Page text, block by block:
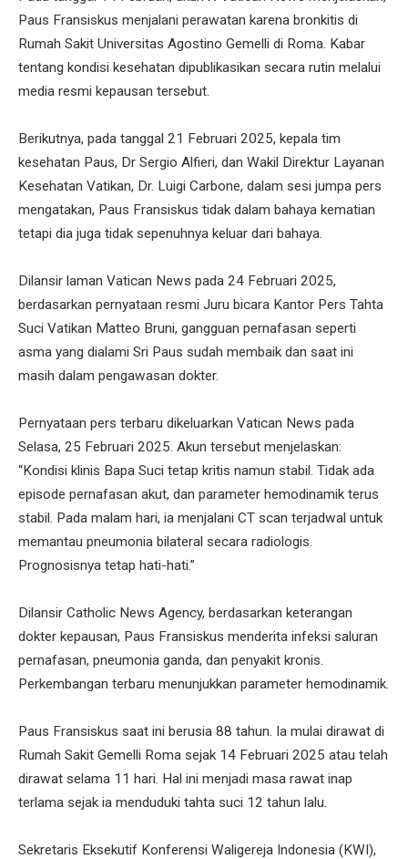
Paus Fransiskus menjalani perawatan karena bronkitis di
Rumah Sakit Universitas Agostino Gemelli di Roma. Kabar
tentang kondisi kesehatan dipublikasikan secara rutin melalui
media resmi kepausan tersebut.
Berikutnya, pada tanggal 21 Februari 2025, kepala tim
kesehatan Paus, Dr Sergio Alfieri, dan Wakil Direktur Layanan
Kesehatan Vatikan, Dr. Luigi Carbone, dalam sesi jumpa pers
mengatakan, Paus Fransiskus tidak dalam bahaya kematian
tetapi dia juga tidak sepenuhnya keluar dari bahaya.
Dilansir laman Vatican News pada 24 Februari 2025,
berdasarkan pernyataan resmi Juru bicara Kantor Pers Tahta
Suci Vatikan Matteo Bruni, gangguan pernafasan seperti
asma yang dialami Sri Paus sudah membaik dan saat ini
masih dalam pengawasan dokter.
Pernyataan pers terbaru dikeluarkan Vatican News pada
Selasa, 25 Februari 2025. Akun tersebut menjelaskan:
“Kondisi klinis Bapa Suci tetap kritis namun stabil. Tidak ada
episode pernafasan akut, dan parameter hemodinamik terus
stabil. Pada malam hari, ia menjalani CT scan terjadwal untuk
memantau pneumonia bilateral secara radiologis.
Prognosisnya tetap hati-hati.”
Dilansir Catholic News Agency, berdasarkan keterangan
dokter kepausan, Paus Fransiskus menderita infeksi saluran
pernafasan, pneumonia ganda, dan penyakit kronis.
Perkembangan terbaru menunjukkan parameter hemodinamik.
Paus Fransiskus saat ini berusia 88 tahun. Ia mulai dirawat di
Rumah Sakit Gemelli Roma sejak 14 Februari 2025 atau telah
dirawat selama 11 hari. Hal ini menjadi masa rawat inap
terlama sejak ia menduduki tahta suci 12 tahun lalu.
Sekretaris Eksekutif Konferensi Waligereja Indonesia (KWI),